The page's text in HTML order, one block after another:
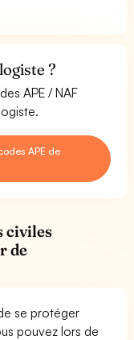
?
APE / NAF
APE de
civiles
de
se protéger
pouvez lors de